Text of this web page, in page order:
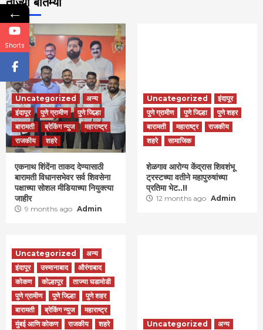
Uncategorized
अन्य
इंदापूर
पुणे ग्रामीण
पुणे जिल्हा
बारामती
ब्रेकिंग न्युज
महाराष्ट्र
राजकीय
शहरे
एकनाथ शिंदेंना ताकद देण्यासाठी
बारामती विधानसभेवर सर्व शिवसेना
पक्षाच्या सोशल मीडियाच्या नियुक्त्या
जाहीर
9 months ago Admin
Uncategorized
इंदापूर
पुणे ग्रामीण
पुणे जिल्हा
पुणे शहर
बारामती
महाराष्ट्र
राजकीय
शहरे
सामाजिक
शेळगाव आरोग्य केंद्रास शिवशंभू
ट्रस्टच्या वतीने महापुरुषांच्या
प्रतिमा भेट..!!
12 months ago Admin
Uncategorized
अन्य
इंदापूर
उस्मानाबाद
औरंगाबाद
कोकण
कोल्हापूर
ताज्या घडामोडी
पुणे ग्रामीण
पुणे जिल्हा
पुणे शहर
बारामती
ब्रेकिंग न्युज
महाराष्ट्र
मुंबई आणि कोकण
राजकीय
शहरे
Uncategorized
अन्य
←
Shorts